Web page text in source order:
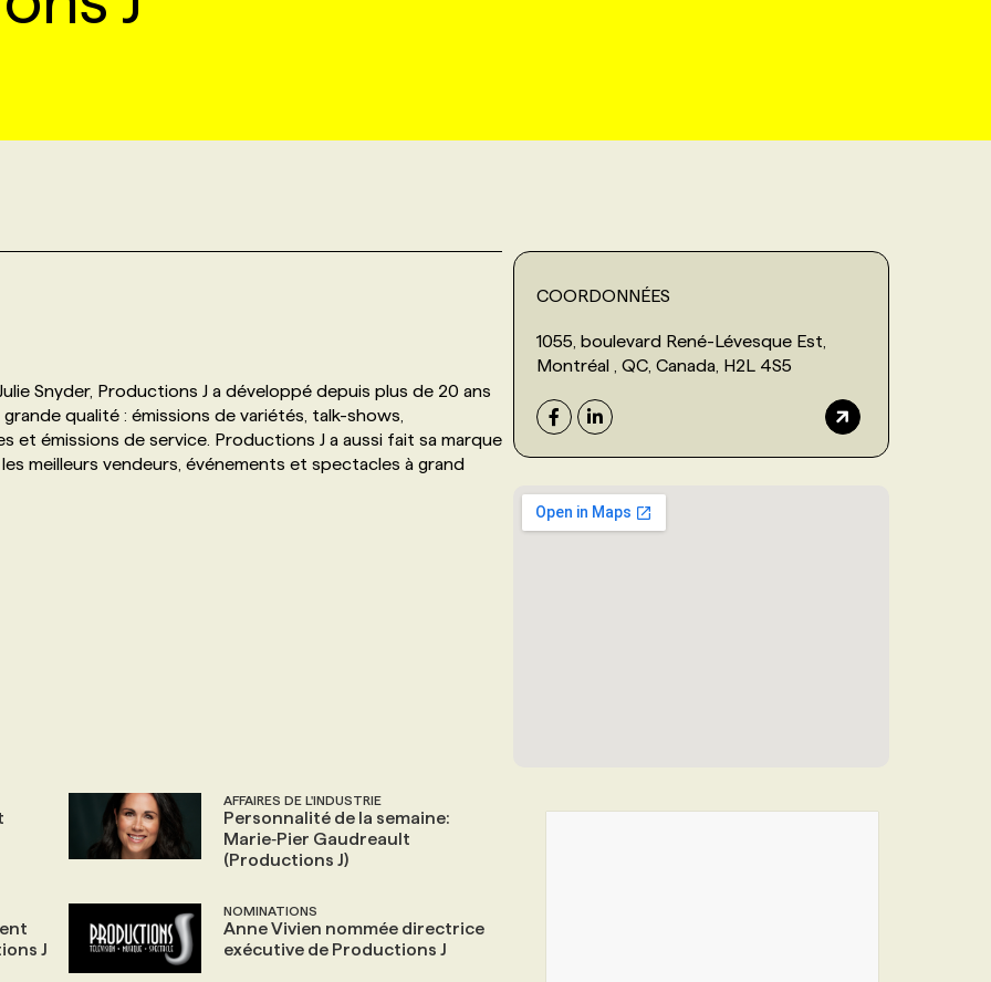
Snyder, Productions J a développé depuis plus de 20 ans
qualité : émissions de variétés, talk-shows,
et émissions de service. Productions J a aussi fait sa marque
meilleurs vendeurs, événements et spectacles à grand
AFFAIRES DE L'INDUSTRIE
Personnalité de la semaine:
Marie‑Pier Gaudreault
(Productions J)
J
NOMINATIONS
Anne Vivien nommée directrice
exécutive de Productions J
COORDONNÉES
1055, boulevard René-Lévesque Est,
Montréal , QC, Canada, H2L 4S5